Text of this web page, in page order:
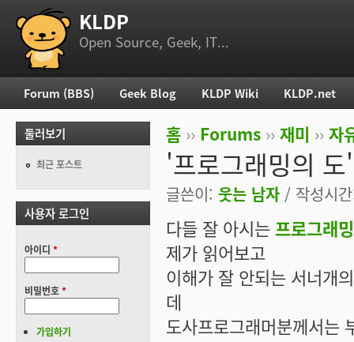
부 메뉴 KLDP
Open Source, Geek, IT...
현재 위치
홈 ›› Forums ›› 재미 ›› 자
'프로그래밍의
글쓴이: 웃는 남자 / 작성시
다들 잘 아시는 프로그
제가 읽어보고
이해가 잘 안되는 서너개
데
도사프로그래머분께서는
주 메뉴
Forum (BBS) Geek Blog KLDP Wiki KLDP.net
둘러보기
최근 포스트
사용자 로그인
아이디 *
비밀번호*
가입하기